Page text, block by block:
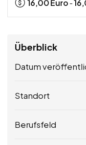
16,00Euro -
Überblick
Datum
Standort
Berufsfeld